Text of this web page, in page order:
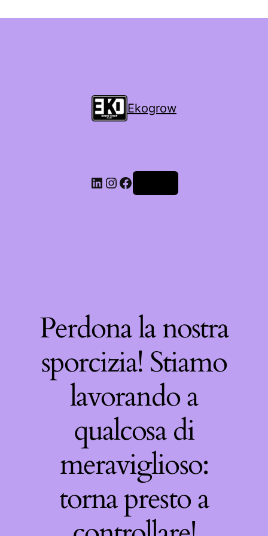
Ekogrow
Perdona la nostra
sporcizia! Stiamo
lavorando a
qualcosa di
meraviglioso:
torna presto a